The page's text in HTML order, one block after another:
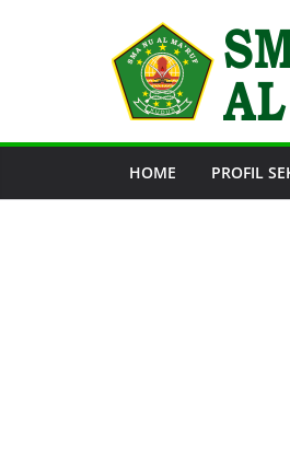
HOME PROFIL